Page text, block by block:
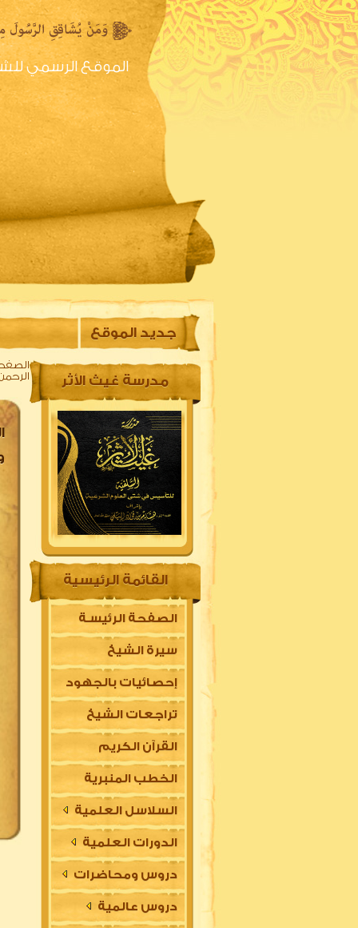
الموقع الرسمي
الصفحه الرئيسية
جديد الموقع
مدرسة غيث الأثر
القائمة الرئيسية
الصفحة الرئيسـة
سيرة الشيخ
إحصائيات بالجهود
تراجعات الشيخ
القرآن الكريم
الخطب المنبرية
السلاسل العلمية
الدورات العلمية
دروس ومحاضرات
دروس عالمية